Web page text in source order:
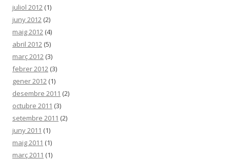
juliol 2012 (1)
juny 2012 (2)
maig 2012 (4)
abril 2012 (5)
març 2012 (3)
febrer 2012 (3)
gener 2012 (1)
desembre 2011 (2)
octubre 2011 (3)
setembre 2011 (2)
juny 2011 (1)
maig 2011 (1)
març 2011 (1)